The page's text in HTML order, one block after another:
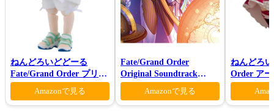
ねんどろいどどーる
Fate/Grand Order プリテ
ンダー/オベロン 爽やかサ
マー・プリンスVer.
Amazonで見る
Fate/Grand Order
Original Soundtrack
VI(初回仕様限定盤)
Amazonで見る
ねんどろ
Order ア
ァン シー